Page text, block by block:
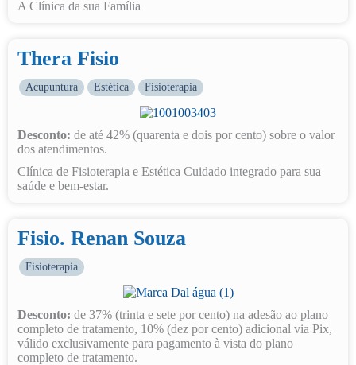
A Clínica da sua Família
Thera Fisio
Acupuntura Estética Fisioterapia
Desconto: de até 42% (quarenta e dois por cento) sobre o valor
dos atendimentos.
Clínica de Fisioterapia e Estética Cuidado integrado para sua
saúde e bem-estar.
Fisio. Renan Souza
Fisioterapia
Desconto: de 37% (trinta e sete por cento) na adesão ao plano
completo de tratamento, 10% (dez por cento) adicional via Pix,
válido exclusivamente para pagamento à vista do plano
completo de tratamento.